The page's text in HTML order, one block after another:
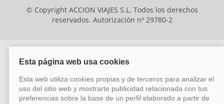
© Copyright ACCION VIAJES S.L. Todos los derechos
reservados. Autorización nº 29780-2
ACCION VIAJES SL ha sido beneficiaria del Fondo Europeo de Desarrollo